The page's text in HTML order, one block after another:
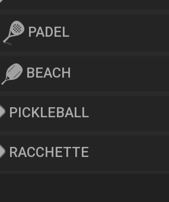
PADEL
BEACH
PICKLEBALL
RACCHETTE